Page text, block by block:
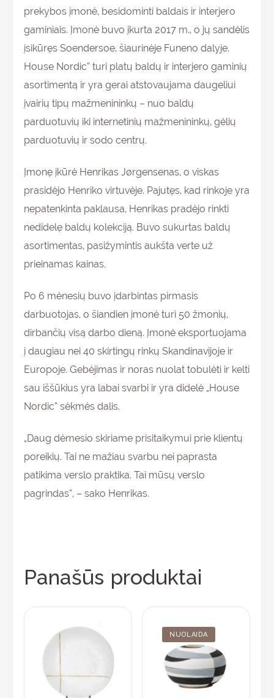
prekybos įmonė, besidominti baldais ir interjero
gaminiais. Įmonė buvo įkurta 2017 m., o jų sandėlis
įsikūręs Soendersoe, šiaurinėje Funeno dalyje.
House Nordic“ turi platų baldų ir interjero gaminių
asortimentą ir yra gerai atstovaujama daugeliui
įvairių tipų mažmenininkų – nuo baldų
parduotuvių iki internetinių mažmenininkų, gėlių
parduotuvių ir sodo centrų.
Įmonę įkūrė Henrikas Jørgensenas, o viskas
prasidėjo Henriko virtuvėje. Pajutęs, kad rinkoje yra
nepatenkinta paklausa, Henrikas pradėjo rinkti
nedidelę baldų kolekciją. Buvo sukurtas baldų
asortimentas, pasižymintis aukšta verte už
prieinamas kainas.
Po 6 mėnesių buvo įdarbintas pirmasis
darbuotojas, o šiandien įmonė turi 50 žmonių,
dirbančių visą darbo dieną. Įmonė eksportuojama
į daugiau nei 40 skirtingų rinkų Skandinavijoje ir
Europoje. Gebėjimas ir noras nuolat tobulėti ir kelti
sau iššūkius yra labai svarbi ir yra didelė „House
Nordic“ sėkmės dalis.
„Daug dėmesio skiriame prisitaikymui prie klientų
poreikių. Tai ne mažiau svarbu nei paprasta
patikima verslo praktika. Tai mūsų verslo
pagrindas“, – sako Henrikas.
Panašūs produktai
NUOLAIDA
was:
84,70 €.
is:
59,95 €.